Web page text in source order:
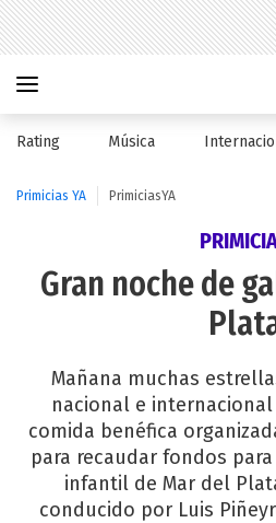
Rating Música
Primicias YA PrimiciasYA
Gran noche de
Mañana muchas
nacional e
comida benéfica
para recaudar fondos
infantil de Mar del
conducido por Luis